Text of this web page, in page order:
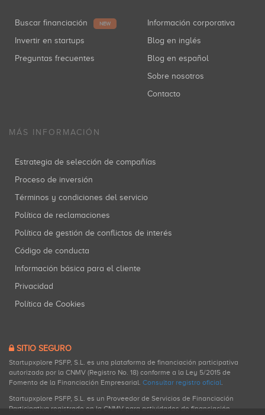
Buscar financiación NEW
Invertir en startups
Preguntas frecuentes
Información corporativa
Blog en inglés
Blog en español
Sobre nosotros
Contacto
MÁS INFORMACIÓN
Estrategia de selección de compañías
Proceso de inversión
Términos y condiciones del servicio
Política de reclamaciones
Política de gestión de conflictos de interés
Código de conducta
Información básica para el cliente
Privacidad
Política de Cookies
SITIO SEGURO
Startupxplore PSFP, S.L. es una plataforma de financiación participativa
autorizada por la CNMV (Registro No. 18) conforme a la Ley 5/2015 de
Fomento de la Financiación Empresarial. Consultar registro oficial.
Startupxplore PSFP, S.L. es un Proveedor de Servicios de Financiación
Participativa registrado en la CNMV para actividades de financiación